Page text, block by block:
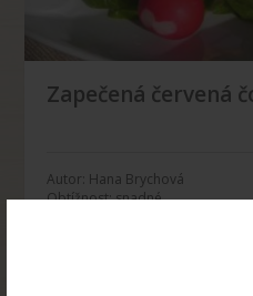
Zapečená červená
Autor: Hana Brychová
Obtížnost: snadné